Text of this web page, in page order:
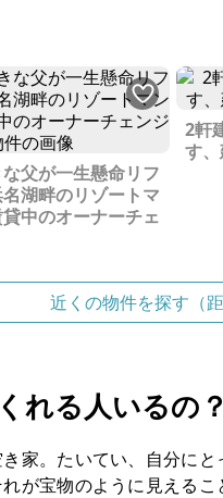
父が一生懸命リフ
湖畔のリゾートマ
中のオーナーチェ
2軒
す
近くの物件を探す（距
れる人いるの？
家。たいてい、自分に
が宝物のように見える